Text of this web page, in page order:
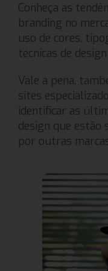
Conheça as
branding no
uso de cores,
técnicas de
Vale a pena,
sites
identificar as
design que estão
por outras